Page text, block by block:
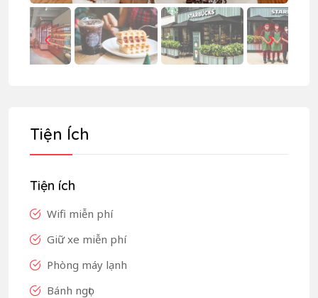
Tiện Ích
Tiện ích
Wifi miễn phí
Giữ xe miễn phí
Phòng máy lạnh
Bánh ngọt